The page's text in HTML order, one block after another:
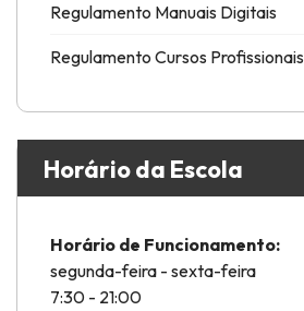
Regulamento Manuais Digitais
Regulamento Cursos Profissionais
Horário da Escola
Horário de Funcionamento:
segunda-feira - sexta-feira
7:30 - 21:00